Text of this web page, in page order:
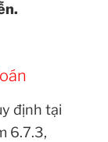
định tại
6.7.3,